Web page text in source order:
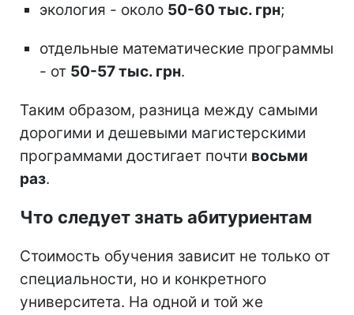
экология - около 50-60 тыс. грн;
отдельные математические программы
- от 50-57 тыс. грн.
Таким образом, разница между самыми
дорогими и дешевыми магистерскими
программами достигает почти восьми
раз.
Что следует знать абитуриентам
Стоимость обучения зависит не только от
специальности, но и конкретного
университета. На одной и той же